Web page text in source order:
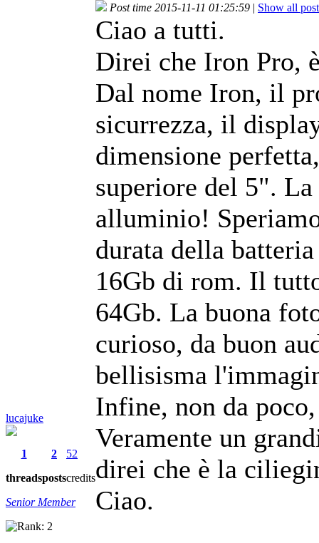
lucajuke
1
threads
2
posts
52
credits
Senior Member
Post time 2015-11-11 01:25:59 | Show all
Ciao a tutti.
Direi che Iron Pro,
Dal nome Iron, il
sicurrezza, il
dimensione
superiore del 5".
alluminio!
durata della
16Gb di rom. Il
64Gb. La buona
curioso, da buon
bellisisma
Infine, non da
Veramente un
direi che è la
Ciao.